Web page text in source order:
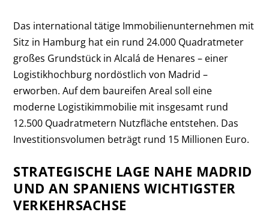
Das international tätige Immobilienunternehmen mit
Sitz in Hamburg hat ein rund 24.000 Quadratmeter
großes Grundstück in Alcalá de Henares – einer
Logistikhochburg nordöstlich von Madrid –
erworben. Auf dem baureifen Areal soll eine
moderne Logistikimmobilie mit insgesamt rund
12.500 Quadratmetern Nutzfläche entstehen. Das
Investitionsvolumen beträgt rund 15 Millionen Euro.
STRATEGISCHE LAGE NAHE MADRID
UND AN SPANIENS WICHTIGSTER
VERKEHRSACHSE